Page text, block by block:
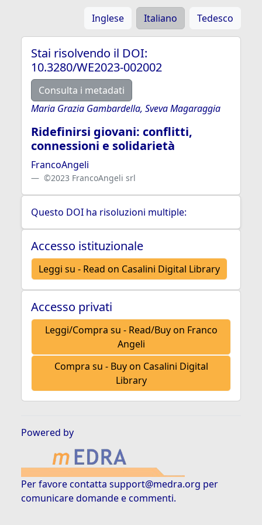
Inglese Italiano Tedesco
Stai risolvendo il DOI:
10.3280/WE2023-002002
Consulta i metadati
Maria Grazia Gambardella, Sveva Magaraggia
Ridefinirsi giovani: conflitti,
connessioni e solidarietà
FrancoAngeli
©2023 FrancoAngeli srl
Questo DOI ha risoluzioni multiple:
Accesso istituzionale
Leggi su - Read on Casalini Digital Library
Accesso privati
Leggi/Compra su - Read/Buy on Franco
Angeli
Compra su - Buy on Casalini Digital
Library
Powered by
Per favore contatta support@medra.org per
comunicare domande e commenti.